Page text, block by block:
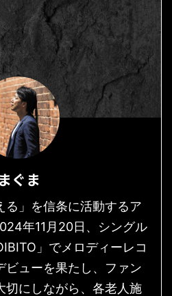
まぐま
る」を信条に活動するア
年11月20日、シングル
」でメロディーレコ
ビューを果たし、ファン
切にしながら、各老人施